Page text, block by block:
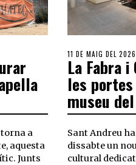
torna a
aquesta
Junts
11 DE MAIG DEL 2026
La Fabra
les
museu
Sant Andreu
dissabte un
cultural